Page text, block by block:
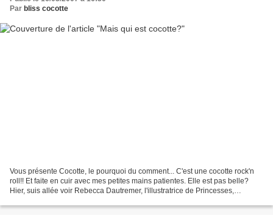
Par bliss cocotte
Vous présente Cocotte, le pourquoi du comment... C'est une cocotte rock'n
roll!! Et faite en cuir avec mes petites mains patientes. Elle est pas belle?
Hier, suis allée voir Rebecca Dautremer, l'illustratrice de Princesses,